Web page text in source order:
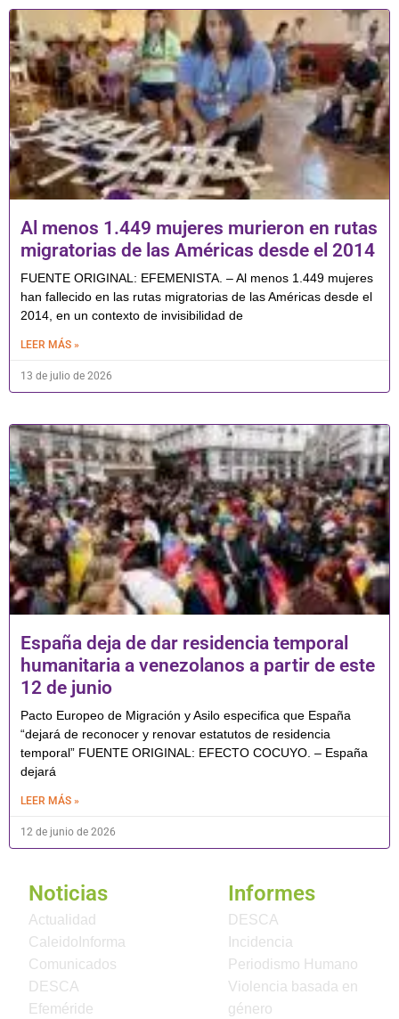
Al menos 1.449 mujeres murieron en rutas
migratorias de las Américas desde el 2014
FUENTE ORIGINAL: EFEMENISTA. – Al menos 1.449 mujeres
han fallecido en las rutas migratorias de las Américas desde el
2014, en un contexto de invisibilidad de
LEER MÁS »
13 de julio de 2026
España deja de dar residencia temporal
humanitaria a venezolanos a partir de este
12 de junio
Pacto Europeo de Migración y Asilo especifica que España
“dejará de reconocer y renovar estatutos de residencia
temporal” FUENTE ORIGINAL: EFECTO COCUYO. – España
dejará
LEER MÁS »
12 de junio de 2026
Noticias
Actualidad
CaleidoInforma
Comunicados
DESCA
Efeméride
Informes
DESCA
Incidencia
Periodismo Humano
Violencia basada en
género